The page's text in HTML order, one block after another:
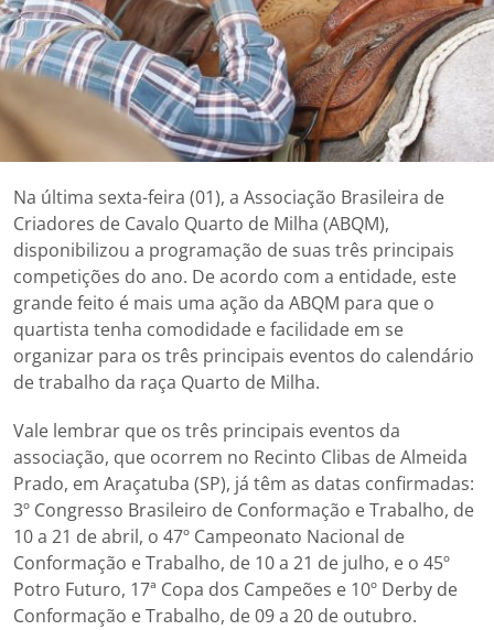
Na última sexta-feira (01), a Associação Brasileira de
Criadores de Cavalo Quarto de Milha (ABQM),
disponibilizou a programação de suas três principais
competições do ano. De acordo com a entidade, este
grande feito é mais uma ação da ABQM para que o
quartista tenha comodidade e facilidade em se
organizar para os três principais eventos do calendário
de trabalho da raça Quarto de Milha.
Vale lembrar que os três principais eventos da
associação, que ocorrem no Recinto Clibas de Almeida
Prado, em Araçatuba (SP), já têm as datas confirmadas:
3º Congresso Brasileiro de Conformação e Trabalho, de
10 a 21 de abril, o 47º Campeonato Nacional de
Conformação e Trabalho, de 10 a 21 de julho, e o 45º
Potro Futuro, 17ª Copa dos Campeões e 10º Derby de
Conformação e Trabalho, de 09 a 20 de outubro.